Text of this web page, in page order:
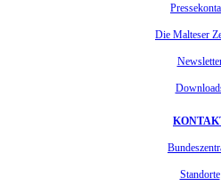
Die Malteser
Standorte